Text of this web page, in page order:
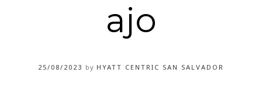
ajo
25/08/2023 by HYATT CENTRIC SAN SALVADOR